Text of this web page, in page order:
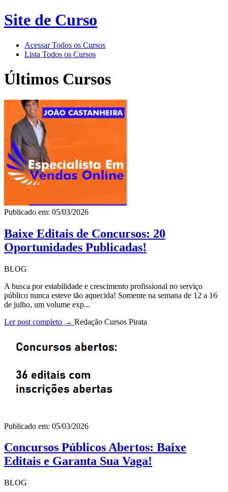
Site de Curso
Acessar Todos os Cursos
Lista Todos os Cursos
Últimos Cursos
Publicado em: 05/03/2026
Baixe Editais de Concursos: 20
Oportunidades Publicadas!
BLOG
A busca por estabilidade e crescimento profissional no serviço
público nunca esteve tão aquecida! Somente na semana de 12 a 16
de julho, um volume exp...
Ler post completo → Redação Cursos Pirata
Publicado em: 05/03/2026
Concursos Públicos Abertos: Baixe
Editais e Garanta Sua Vaga!
BLOG